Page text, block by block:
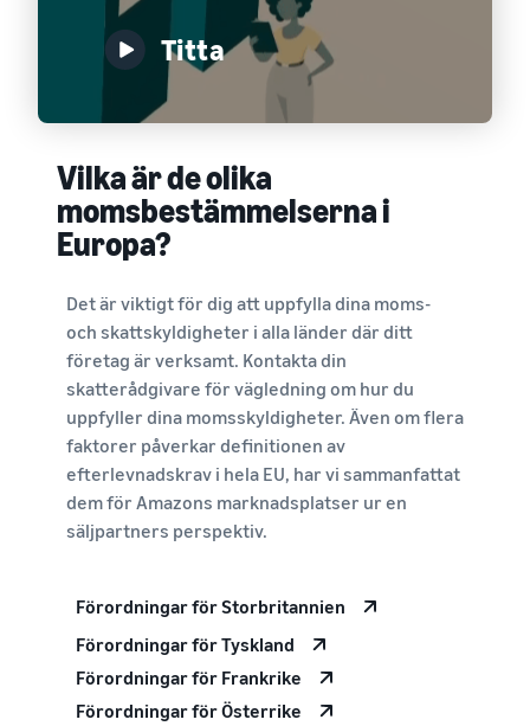
Titta
Vilka är de olika
momsbestämmelserna i
Europa?
Det är viktigt för dig att uppfylla dina moms-
och skattskyldigheter i alla länder där ditt
företag är verksamt. Kontakta din
skatterådgivare för vägledning om hur du
uppfyller dina momsskyldigheter. Även om flera
faktorer påverkar definitionen av
efterlevnadskrav i hela EU, har vi sammanfattat
dem för Amazons marknadsplatser ur en
säljpartners perspektiv.
Förordningar för Storbritannien
Förordningar för Tyskland
Förordningar för Frankrike
Förordningar för Österrike